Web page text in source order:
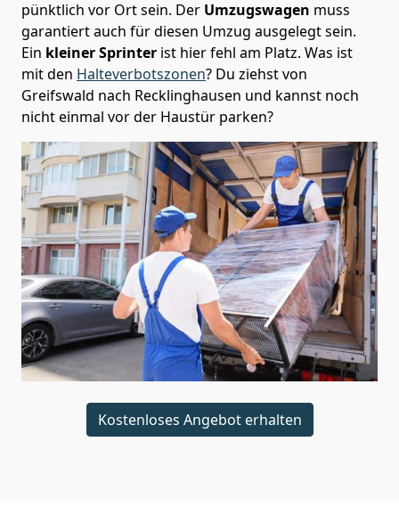
pünktlich vor Ort sein. Der Umzugswagen muss
garantiert auch für diesen Umzug ausgelegt sein.
Ein kleiner Sprinter ist hier fehl am Platz. Was ist
mit den Halteverbotszonen? Du ziehst von
Greifswald nach Recklinghausen und kannst noch
nicht einmal vor der Haustür parken?
Kostenloses Angebot erhalten